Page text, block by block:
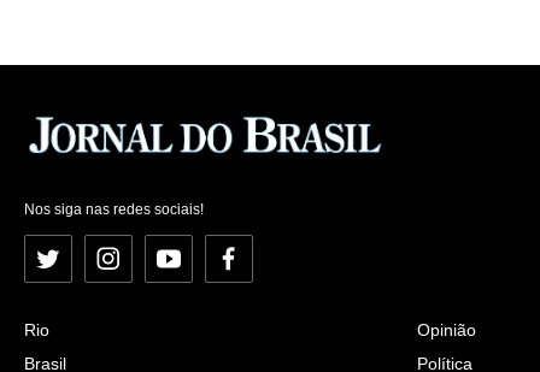
Nos siga nas redes sociais!
Twitter InstagramYouTubeFacebook
Rio
Brasil
Opinião
Política